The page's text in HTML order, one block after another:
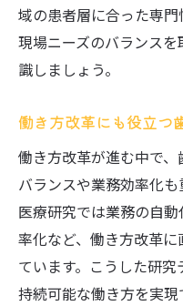
域の患者層に合った専
現場ニーズのバランス
識しましょう。
働き方改革にも役立つ
働き方改革が進む中で
バランスや業務効率化
医療研究では業務の自
率化など、働き方改革
ています。こうした研
持続可能な働き方を実現